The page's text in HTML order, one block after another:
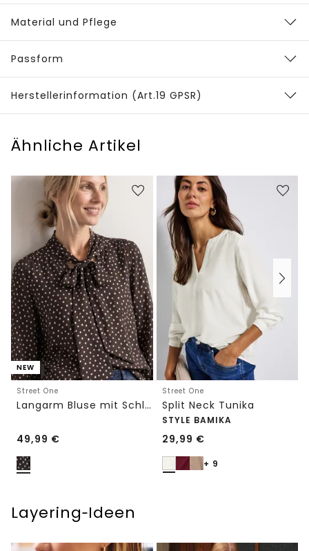
Material und Pflege
Passform
Herstellerinformation (Art.19 GPSR)
Ähnliche Artikel
NEW
Street One
Langarm Bluse mit Schleifendetail
49,99 €
Street One
Split Neck Tunika
STYLE BAMIKA
29,99 €
+ 9
Layering‑Ideen